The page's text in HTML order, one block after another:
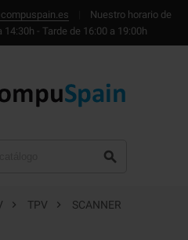
Nuestro horario de
- Tarde de 16:00 a 19:00h

 TPV  SCANNER